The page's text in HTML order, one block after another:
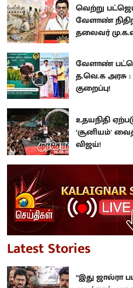
வெற்று
வேளாண்
தலைவர்
வேளாண்
த.வெ.க அரசு :
குறைப்பு!
உதயநிதி
‘சூனியம்'
விஜய்!
Latest Stories
“இது ஜால்ரா